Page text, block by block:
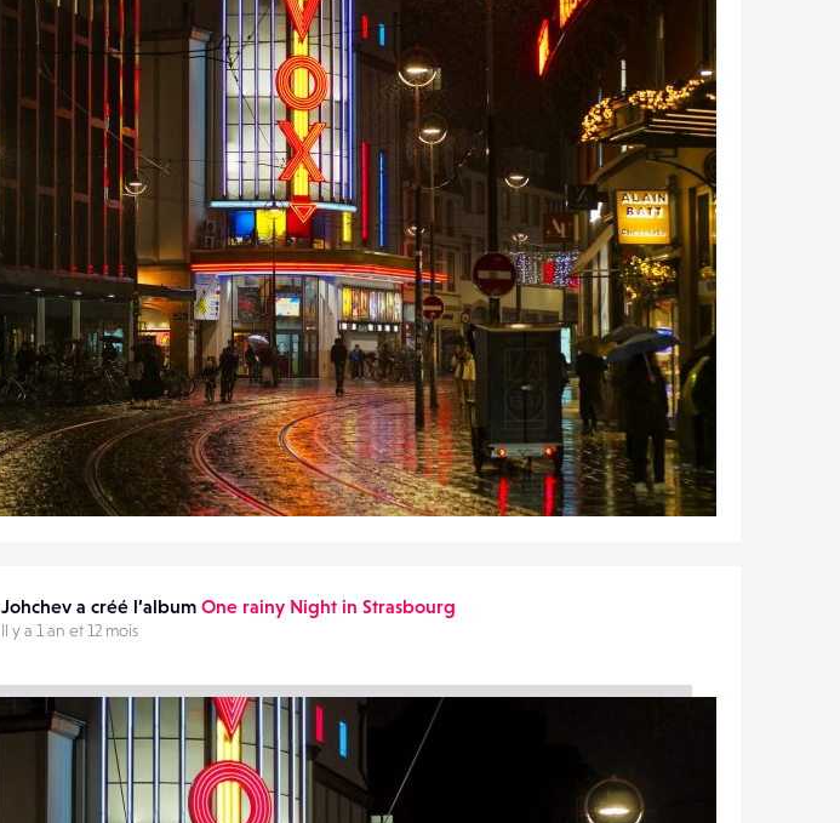
25
Johchev a créé l’album One rainy Night in Strasbourg
Il y a 1 an et 12 mois